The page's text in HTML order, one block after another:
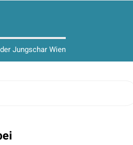
Jungschar Wien